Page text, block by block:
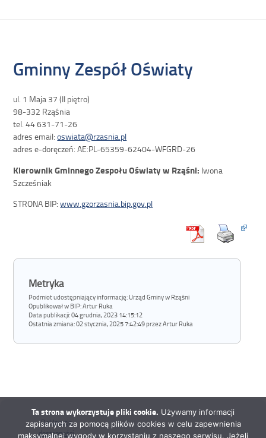
Gminny Zespół Oświaty
ul. 1 Maja 37 (II piętro)
98-332 Rząśnia
tel. 44 631-71-26
adres email:oswiata@rzasnia.pl
adres e-doręczeń: AE:PL-65359-62404-WFGRD-26
Kierownik Gminnego Zespołu Oświaty w Rząśni: Iwona
Szcześniak
STRONA BIP:www.gzorzasnia.bip.gov.pl
Metryka
Podmiot udostępniający informację: Urząd Gminy w Rząśni
Opublikował w BIP:Artur Ruka
Data publikacji:04 grudnia, 2023 14:15:12
Ostatnia zmiana:02 stycznia, 2025 7:42:49 przez Artur Ruka
Deklaracja
dostępności
Ta strona wykorzystuje pliki cookie. Używamy informacji
zapisanych za pomocą plików cookies w celu zapewnienia
maksymalnej wygody w korzystaniu z naszego serwisu. Jeżeli